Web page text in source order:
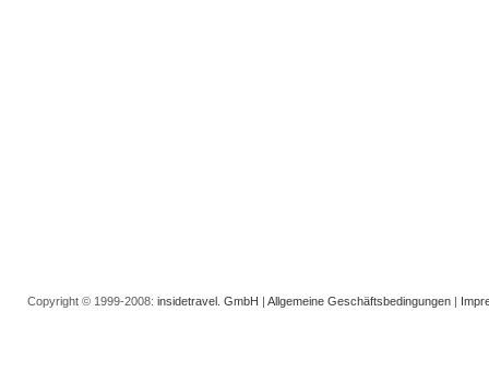
Copyright © 1999-2008: insidetravel. GmbH | Allgemeine Geschäftsbedingungen |